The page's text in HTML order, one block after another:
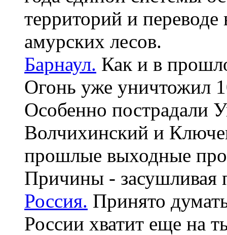
территорий и переводе
амурских лесов.
Барнаул. Как и в
Огонь уже уничтожил
Особенно пострадали
Волчихинский и
прошлые выходные
Причины - засушливая
Россия. Принято
России хватит еще на